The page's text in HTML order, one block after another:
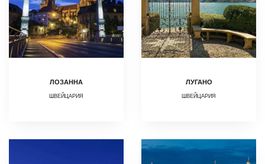
ЛОЗАННА
ШВЕЙЦАРИЯ
ЛУГАНО
ШВЕЙЦАРИЯ